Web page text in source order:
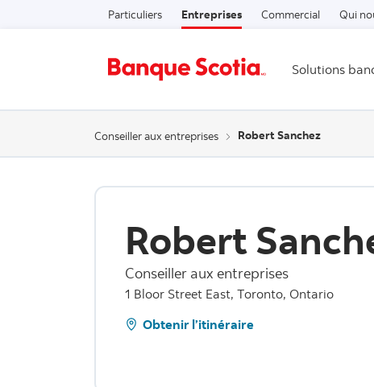
Particuliers Entreprises Commercial Qui
Solutions
Conseiller aux entreprises Robert Sanchez
Robert
Conseiller aux entreprises
1 Bloor Street East, Toronto, Ontario
Obtenir l’itinéraire